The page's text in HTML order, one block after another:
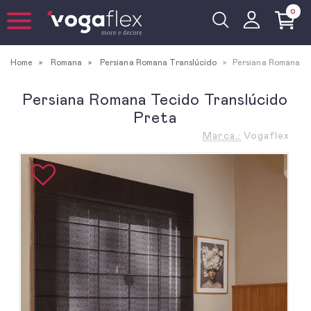
0
Home Romana Persiana Romana Translúcido Persiana Romana
Persiana Romana Tecido Translúcido
Preta
Marca.: Vogaflex